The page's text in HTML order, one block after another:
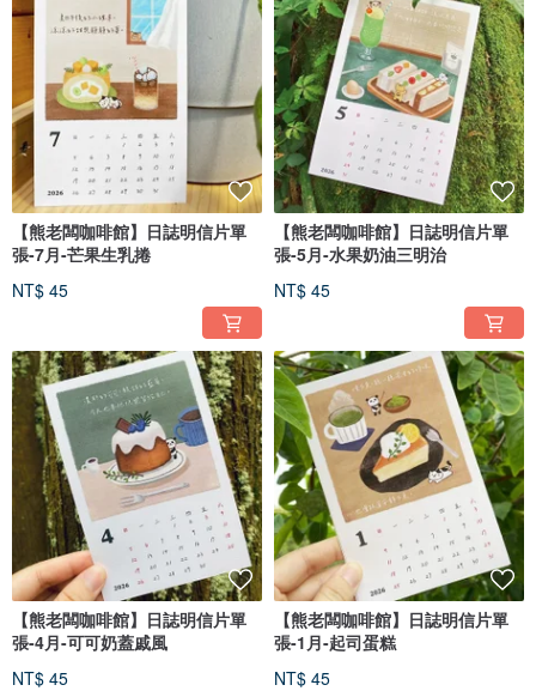
【熊老闆咖啡館】日誌明信片單
張-7月-芒果生乳捲
NT$ 45
【熊老闆咖啡館】日誌明信片單
張-5月-水果奶油三明治
NT$ 45
【熊老闆咖啡館】日誌明信片單
張-4月-可可奶蓋戚風
NT$ 45
【熊老闆咖啡館】日誌明信片單
張-1月-起司蛋糕
NT$ 45